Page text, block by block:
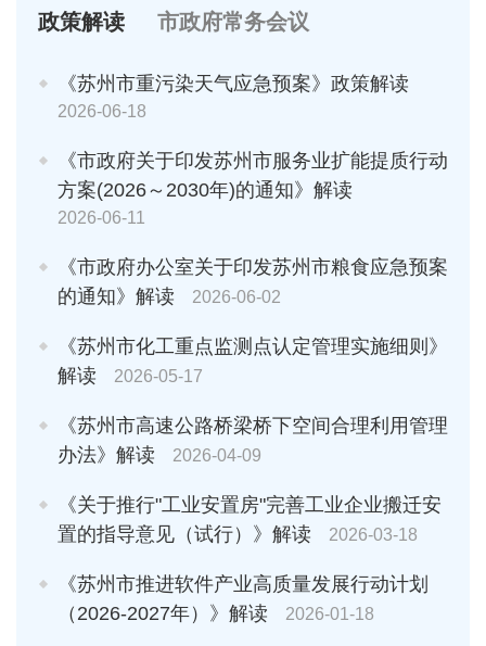
政策解读 市政府常务会议
《苏州市重污染天气应急预案》政策解读
2026-06-18
《市政府关于印发苏州市服务业扩能提质行动
方案(2026～2030年)的通知》解读
2026-06-11
《市政府办公室关于印发苏州市粮食应急预案
的通知》解读
2026-06-02
《苏州市化工重点监测点认定管理实施细则》
解读
2026-05-17
《苏州市高速公路桥梁桥下空间合理利用管理
办法》解读
2026-04-09
《关于推行"工业安置房"完善工业企业搬迁安
置的指导意见（试行）》解读
2026-03-18
《苏州市推进软件产业高质量发展行动计划
（2026-2027年）》解读
2026-01-18